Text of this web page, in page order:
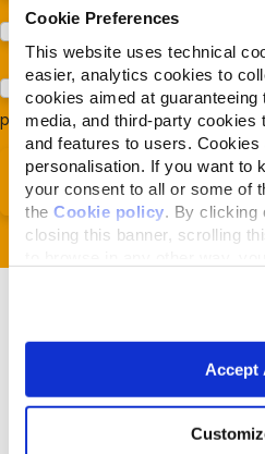
Cookie Preferences
This website uses technical
easier, analytics cookies to
cookies aimed at
media, and third-party cookies
and features to users.
personalisation. If you want to
your consent to all or some of
the Cookie policy . By clicking
closing this banner, scrolling
Accept
Acconsento al trattamento dei
preso visione dellaPrivacy Policy*